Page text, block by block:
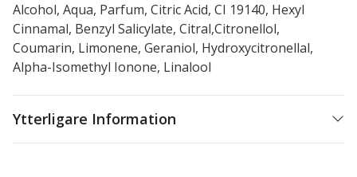
Alcohol, Aqua, Parfum, Citric Acid, CI 19140, Hexyl
Cinnamal, Benzyl Salicylate, Citral,Citronellol,
Coumarin, Limonene, Geraniol, Hydroxycitronellal,
Alpha-Isomethyl Ionone, Linalool
Ytterligare Information